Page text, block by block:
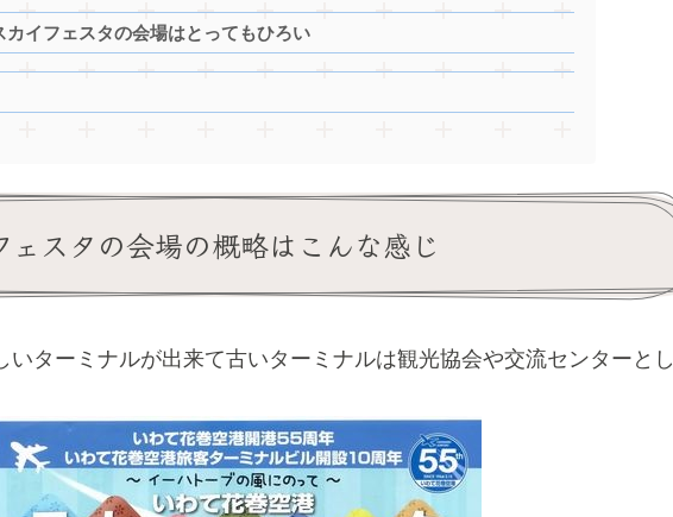
カイフェスタの会場はとってもひろい
スタの会場の概略はこんな感じ
いターミナルが出来て古いターミナルは観光協会や交流センターとし